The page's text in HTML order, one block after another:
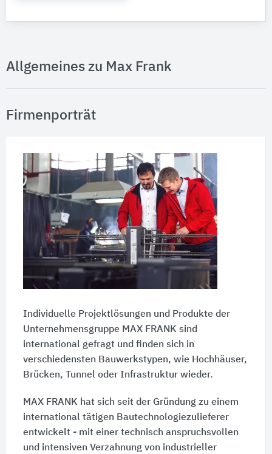
Allgemeines zu Max Frank
Firmenporträt
Individuelle Projektlösungen und Produkte der
Unternehmensgruppe MAX FRANK sind
international gefragt und finden sich in
verschiedensten Bauwerkstypen, wie Hochhäuser,
Brücken, Tunnel oder Infrastruktur wieder.
MAX FRANK hat sich seit der Gründung zu einem
international tätigen Bautechnologiezulieferer
entwickelt - mit einer technisch anspruchsvollen
und intensiven Verzahnung von industrieller